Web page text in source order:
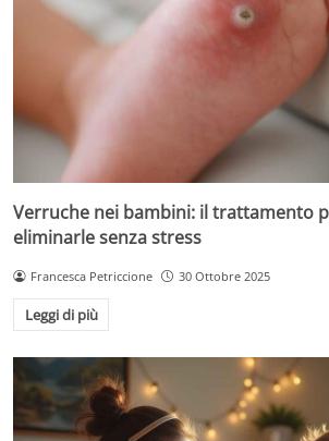
Verruche nei bambini: il trattamento
eliminarle senza stress
Francesca Petriccione 30 Ottobre 2025
Leggi di più